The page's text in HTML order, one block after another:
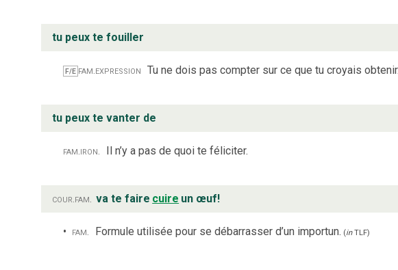
tu peux te fouiller
F/E fam.expression Tu ne dois pas compter sur ce que tu croyais obtenir.
tu peux te vanter de
fam.iron. Il n’y a pas de quoi te féliciter.
cour.fam. va te faire cuire un œuf!
fam. Formule utilisée pour se débarrasser d’un importun. (inTLF)